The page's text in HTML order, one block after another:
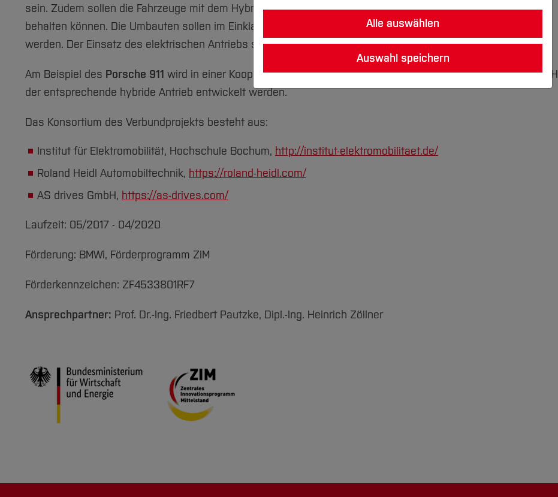
sein. Zudem sollen die Fahrzeuge mit dem Hybridantrieb die Klassifizierung als Oldtimer mit H-Kennzeichen
behalten können. Die Umbauten sollen im Einklang mit den bestehenden Sicherheitsnormen vorgenommen
werden. Der Einsatz des elektrischen Antriebs soll auf den innerörtlichen Bereich beschränkt sein.
Am Beispiel des Porsche 911 wird in einer Kooperation mit Roland Heidl Automobiltechnik und AS Drives GmbH
der entsprechende hybride Antrieb entwickelt werden.
Das Konsortium des Verbundprojekts besteht aus:
Institut für Elektromobilität, Hochschule Bochum, http://institut-elektromobilitaet.de/
Roland Heidl Automobiltechnik, https://roland-heidl.com/
AS drives GmbH, https://as-drives.com/
Laufzeit: 05/2017 - 04/2020
Förderung: BMWi, Förderprogramm ZIM
Förderkennzeichen: ZF4533801RF7
Ansprechpartner: Prof. Dr.-Ing. Friedbert Pautzke, Dipl.-Ing. Heinrich Zöllner
Alle auswählen
Auswahl speichern